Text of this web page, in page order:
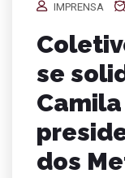
IMPRENSA
se
dos